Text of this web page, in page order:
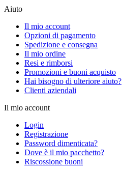
Aiuto
Il mio account
Opzioni di pagamento
Spedizione e consegna
Il mio ordine
Resi e rimborsi
Promozioni e buoni acquisto
Hai bisogno di ulteriore aiuto?
Clienti aziendali
Il mio account
Login
Registrazione
Password dimenticata?
Dove è il mio pacchetto?
Riscossione buoni